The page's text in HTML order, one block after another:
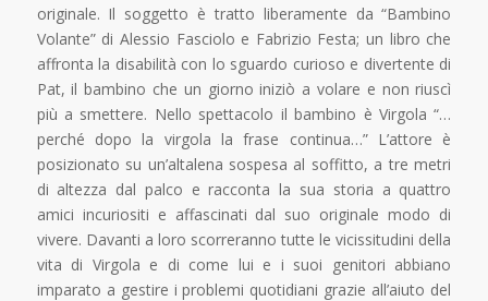
originale. Il soggetto è tratto liberamente da “Bambino
Volante” di Alessio Fasciolo e Fabrizio Festa; un libro che
affronta la disabilità con lo sguardo curioso e divertente di
Pat, il bambino che un giorno iniziò a volare e non riuscì
più a smettere. Nello spettacolo il bambino è Virgola “…
perché dopo la virgola la frase continua…” L’attore è
posizionato su un’altalena sospesa al soffitto, a tre metri
di altezza dal palco e racconta la sua storia a quattro
amici incuriositi e affascinati dal suo originale modo di
vivere. Davanti a loro scorreranno tutte le vicissitudini della
vita di Virgola e di come lui e i suoi genitori abbiano
imparato a gestire i problemi quotidiani grazie all’aiuto del